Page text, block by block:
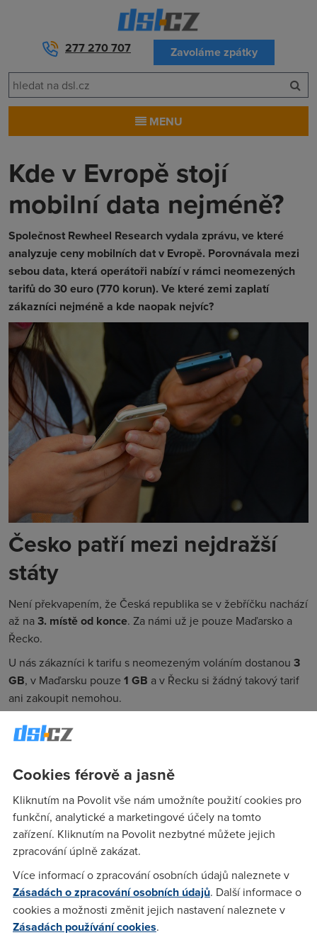
277 270 707 Zavoláme zpátky
MENU
Kde v Evropě stojí
mobilní data nejméně?
Společnost Rewheel Research vydala zprávu, ve které
analyzuje ceny mobilních dat v Evropě. Porovnávala mezi
sebou data, která operátoři nabízí v rámci neomezených
tarifů do 30 euro (770 korun). Ve které zemi zaplatí
zákazníci nejméně a kde naopak nejvíc?
Česko patří mezi nejdražší
státy
Není překvapením, že Česká republika se v žebříčku nachází
až na3. místě od konce. Za námi už je pouze Maďarsko a
Řecko.
U nás zákazníci k tarifu s neomezeným voláním dostanou 3
GB, v Maďarsku pouze 1 GB a v Řecku si žádný takový tarif
ani zakoupit nemohou.
Neomezený internet
Neomezená data pak k tarifům nabízí 9 států EU. Patří mezi
ně Bulharsko, Estonsko, Finsko, Chorvatsko, Litva, Lotyšsko,
Nizozemsko, Velká Británie, ale i Slovensko.
Cookies férově a jasně
Kliknutím na Povolit vše nám umožníte použití cookies pro
funkční, analytické a marketingové účely na tomto
zařízení. Kliknutím na Povolit nezbytné můžete jejich
zpracování úplně zakázat.
Více informací o zpracování osobních údajů naleznete v
Zásadách o zpracování osobních údajů. Další informace o
cookies a možnosti změnit jejich nastavení naleznete v
Zásadách používání cookies.